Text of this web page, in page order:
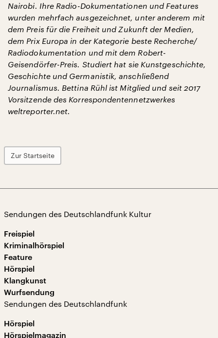
Nairobi. Ihre Radio-Dokumentationen und Features
wurden mehrfach ausgezeichnet, unter anderem mit
dem Preis für die Freiheit und Zukunft der Medien,
dem Prix Europa in der Kategorie beste Recherche/
Radiodokumentation und mit dem Robert-
Geisendörfer-Preis. Studiert hat sie Kunstgeschichte,
Geschichte und Germanistik, anschließend
Journalismus. Bettina Rühl ist Mitglied und seit 2017
Vorsitzende des Korrespondentennetzwerkes
weltreporter.net.
Zur Startseite
Sendungen des Deutschlandfunk Kultur
Freispiel
Kriminalhörspiel
Feature
Hörspiel
Klangkunst
Wurfsendung
Sendungen des Deutschlandfunk
Hörspiel
Hörspielmagazin